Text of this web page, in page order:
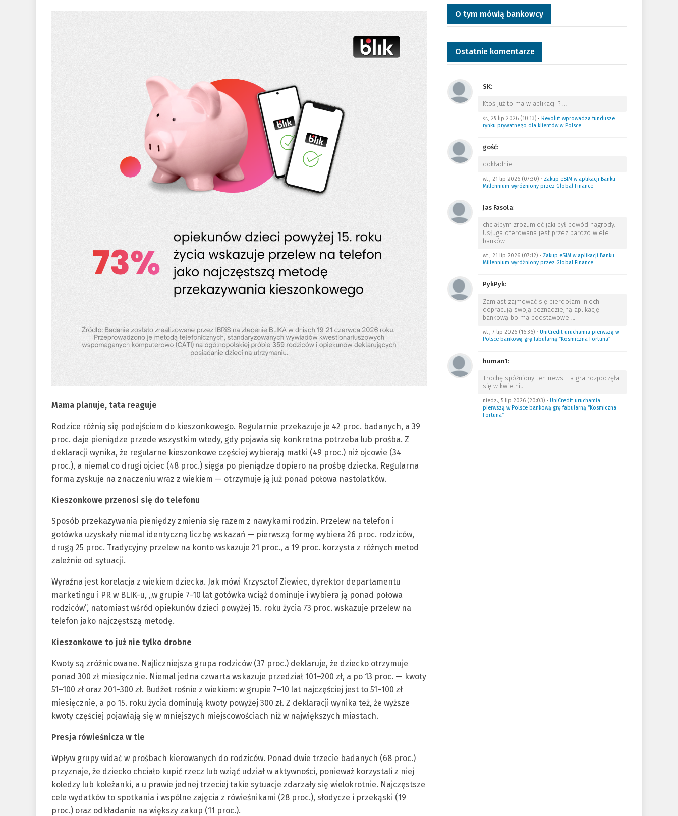
Mama planuje, tata reaguje
Rodzice różnią się podejściem do kieszonkowego. Regularnie przekazuje je 42 proc. badanych, a 39
proc. daje pieniądze przede wszystkim wtedy, gdy pojawia się konkretna potrzeba lub prośba. Z
deklaracji wynika, że regularne kieszonkowe częściej wybierają matki (49 proc.) niż ojcowie (34
proc.), a niemal co drugi ojciec (48 proc.) sięga po pieniądze dopiero na prośbę dziecka. Regularna
forma zyskuje na znaczeniu wraz z wiekiem — otrzymuje ją już ponad połowa nastolatków.
Kieszonkowe przenosi się do telefonu
Sposób przekazywania pieniędzy zmienia się razem z nawykami rodzin. Przelew na telefon i
gotówka uzyskały niemal identyczną liczbę wskazań — pierwszą formę wybiera 26 proc. rodziców,
drugą 25 proc. Tradycyjny przelew na konto wskazuje 21 proc., a 19 proc. korzysta z różnych metod
zależnie od sytuacji.
Wyraźna jest korelacja z wiekiem dziecka. Jak mówi Krzysztof Ziewiec, dyrektor departamentu
marketingu i PR w BLIK-u, „w grupie 7-10 lat gotówka wciąż dominuje i wybiera ją ponad połowa
rodziców”, natomiast wśród opiekunów dzieci powyżej 15. roku życia 73 proc. wskazuje przelew na
telefon jako najczęstszą metodę.
Kieszonkowe to już nie tylko drobne
Kwoty są zróżnicowane. Najliczniejsza grupa rodziców (37 proc.) deklaruje, że dziecko otrzymuje
ponad 300 zł miesięcznie. Niemal jedna czwarta wskazuje przedział 101–200 zł, a po 13 proc. — kwoty
51–100 zł oraz 201–300 zł. Budżet rośnie z wiekiem: w grupie 7–10 lat najczęściej jest to 51–100 zł
miesięcznie, a po 15. roku życia dominują kwoty powyżej 300 zł. Z deklaracji wynika też, że wyższe
kwoty częściej pojawiają się w mniejszych miejscowościach niż w największych miastach.
Presja rówieśnicza w tle
Wpływ grupy widać w prośbach kierowanych do rodziców. Ponad dwie trzecie badanych (68 proc.)
przyznaje, że dziecko chciało kupić rzecz lub wziąć udział w aktywności, ponieważ korzystali z niej
koledzy lub koleżanki, a u prawie jednej trzeciej takie sytuacje zdarzały się wielokrotnie. Najczęstsze
cele wydatków to spotkania i wspólne zajęcia z rówieśnikami (28 proc.), słodycze i przekąski (19
proc.) oraz odkładanie na większy zakup (11 proc.).
O tym mówią bankowcy
Ostatnie komentarze
SK:
Ktoś już to ma w aplikacji ? …
śr., 29 lip 2026 (10:13)• Revolut wprowadza fundusze
rynku prywatnego dla klientów w Polsce
gość:
dokładnie …
wt., 21 lip 2026 (07:30)• Zakup eSIM w aplikacji Banku
Millennium wyróżniony przez Global Finance
Jas Fasola:
chciałbym zrozumieć jaki był powód nagrody.
Usługa oferowana jest przez bardzo wiele
banków. …
wt., 21 lip 2026 (07:12)• Zakup eSIM w aplikacji Banku
Millennium wyróżniony przez Global Finance
PykPyk:
Zamiast zajmować się pierdołami niech
dopracują swoją beznadziejną aplikację
bankową bo ma podstawowe …
wt., 7 lip 2026 (16:36)• UniCredit uruchamia pierwszą w
Polsce bankową grę fabularną “Kosmiczna Fortuna”
human1:
Trochę spóźniony ten news. Ta gra rozpoczęła
się w kwietniu. …
niedz., 5 lip 2026 (20:03)• UniCredit uruchamia
pierwszą w Polsce bankową grę fabularną “Kosmiczna
Fortuna”